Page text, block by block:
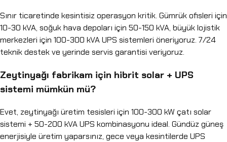
Sınır ticaretinde kesintisiz operasyon kritik. Gümrük ofisleri için
10-30 kVA, soğuk hava depoları için 50-150 kVA, büyük lojistik
merkezleri için 100-300 kVA UPS sistemleri öneriyoruz. 7/24
teknik destek ve yerinde servis garantisi veriyoruz.
Zeytinyağı fabrikam için hibrit solar + UPS
sistemi mümkün mü?
Evet, zeytinyağı üretim tesisleri için 100-300 kW çatı solar
sistemi + 50-200 kVA UPS kombinasyonu ideal. Gündüz güneş
enerjisiyle üretim yaparsınız, gece veya kesintilerde UPS